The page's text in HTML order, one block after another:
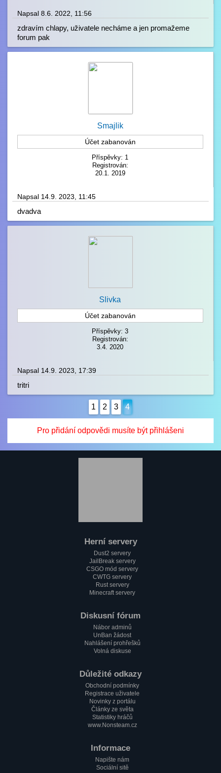
Napsal 8.6. 2022, 11:56
zdravím chlapy, uživatele necháme a jen promažeme
forum pak
Smajlik
Účet zabanován
Příspěvky: 1
Registrován:
20.1. 2019
Napsal 14.9. 2023, 11:45
dvadva
Slivka
Účet zabanován
Příspěvky: 3
Registrován:
3.4. 2020
Napsal 14.9. 2023, 17:39
tritri
1 2 3 4
Pro přidání odpovědi musíte být přihlášeni
Herní servery
Dust2 servery
JailBreak servery
CSGO mód servery
CWTG servery
Rust servery
Minecraft servery
Diskusní fórum
Nábor adminů
UnBan žádost
Nahlášení prohřešků
Volná diskuse
Důležité odkazy
Obchodní podmínky
Registrace uživatele
Novinky z portálu
Články ze světa
Statistiky hráčů
www.Nonsteam.cz
Informace
Napište nám
Sociální sitě